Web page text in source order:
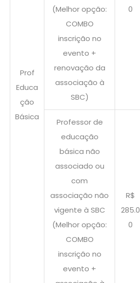
Prof
Educa
ção
Básica
(Melhor opção:
COMBO
inscrição no
evento +
renovação da
associação à
SBC)
0
Professor de
educação
básica não
associado ou
com
associação não
vigente à SBC
(Melhor opção:
COMBO
inscrição no
evento +
R$
285.0
0